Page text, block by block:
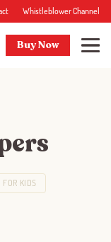
Whistleblower Channel
Buy Now
FOR KIDS